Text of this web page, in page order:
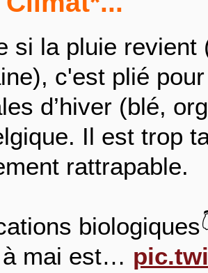
si la pluie revient
c'est plié
d’hiver (blé,
Il est trop
rattrapable.
mai est…